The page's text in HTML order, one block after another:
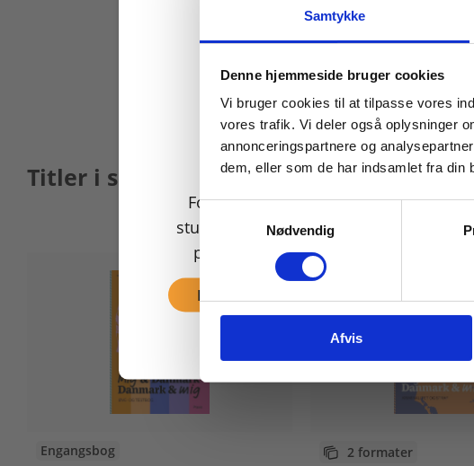
Samtykke
Denne hjemmeside bruger cookies
Vi bruger cookies til at tilpasse vores
vores trafik. Vi deler også oplysninger
annonceringspartnere og
dem, eller som de har indsamlet fra din
Samtykkevalg
Nødvendig
Afvis
Titler i serien
Engangsbog 2 formater
Køb læremidler og find
For privatkunder og
studerende. Du får vist
priser inkl. moms.
Fortsæt som privat
For
vist